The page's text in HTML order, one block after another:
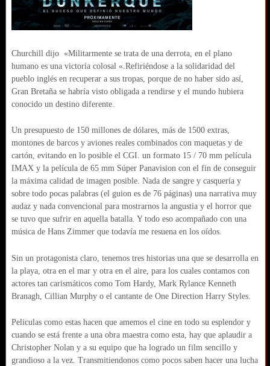
Churchill dijo «Militarmente se trata de una derrota, en el plano
humano es una victoria colosal «.Refiriéndose a la solidaridad del
pueblo inglés en recuperar a sus tropas, porque de no haber sido así,
Gran Bretaña se habría visto obligada a rendirse y el mundo hubiera
conocido un destino diferente.
Un presupuesto de 150 millones de dólares, más de 1500 extras,
montones de barcos y aviones reales combinados con maquetas y de
cartón, evitando en lo posible el CGI. un formato 15 / 70 mm película
IMAX y la película de 65 mm Súper Panavision con el fin de conseguir
la máxima calidad de imagen posible. Nada de sangre y casquería y
sobre todo pocas palabras (el guion es de 76 páginas) una narrativa muy
audaz y nada convencional para mostrarnos la angustia y el horror que
se tuvo que sufrir en aquella batalla. Y todo eso acompañado con una
música de Hans Zimmer que todavía me resuena en los oídos.
Sin un protagonista claro, tenemos tres historias una que se desarrolla en
la playa, otra en el mar y otra en el aire, para los cuales contamos con
actores tan carismáticos como Tom Hardy, Mark Rylance Kenneth
Branagh, Cillian Murphy o el cantante de One Direction Harry Styles.
Peliculas como estas hacen que amemos el cine en todo su esplendor y
cuando se está frente a una obra maestra como esta, hay que aplaudir a
Christopher Nolan y a su equipo que ha logrado un film sencillo y
grandioso a la vez. Transmitiendonos como pocos saben hacer una lucha